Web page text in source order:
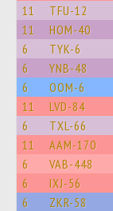
11 TFU-12
11 HOM-40
6 TYK-6
6 YNB-48
6 OOM-6
11 LVD-84
6 TXL-66
11 AAM-170
6 VAB-448
6 IXJ-56
6 ZKR-58